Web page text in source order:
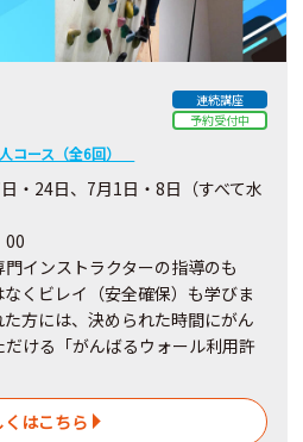
連続講座
予約受付中
コース（全6回）
・24日、7月1日・8日（すべて水
00
インストラクターの指導のも
くビレイ（安全確保）も学びま
方には、決められた時間にがん
ける「がんばるウォール利用許
くはこちら